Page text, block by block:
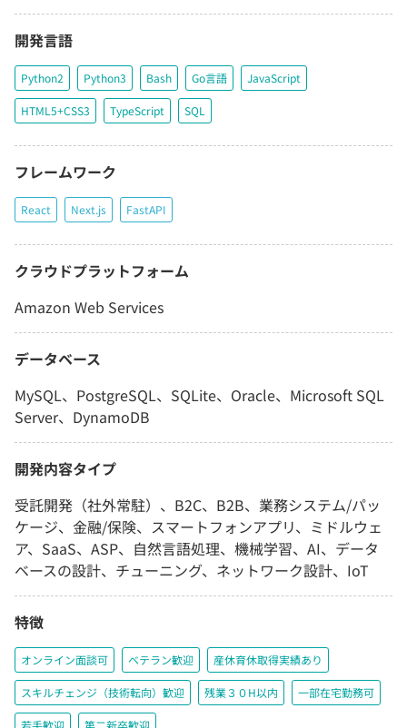
開発言語
Python2 Python3 Bash Go言語 JavaScript
HTML5+CSS3 TypeScript SQL
フレームワーク
React Next.js FastAPI
クラウドプラットフォーム
Amazon Web Services
データベース
MySQL、PostgreSQL、SQLite、Oracle、Microsoft SQL
Server、DynamoDB
開発内容タイプ
受託開発（社外常駐）、B2C、B2B、業務システム/パッ
ケージ、金融/保険、スマートフォンアプリ、ミドルウェ
ア、SaaS、ASP、自然言語処理、機械学習、AI、データ
ベースの設計、チューニング、ネットワーク設計、IoT
特徴
オンライン面談可 ベテラン歓迎 産休育休取得実績あり
スキルチェンジ（技術転向）歓迎 残業３０H以内 一部在宅勤務可